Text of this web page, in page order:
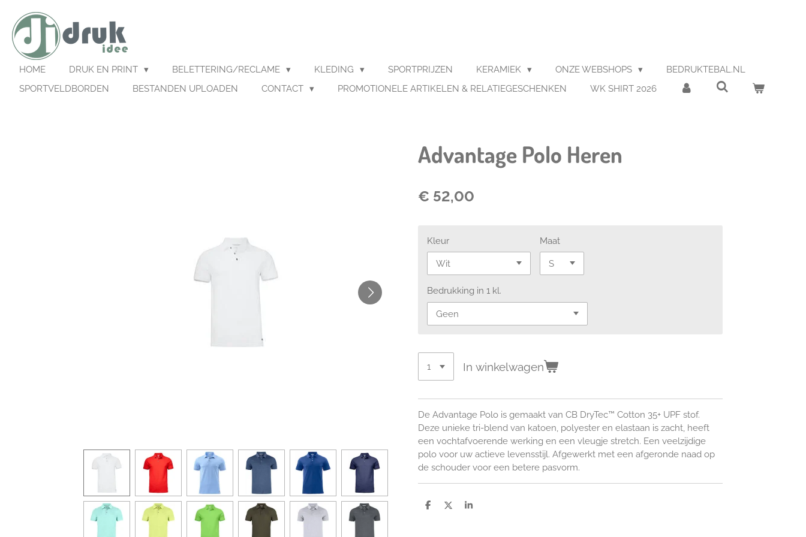
direct
naar
de
hoofdinhoud
HOME DRUK EN PRINT BELETTERING/RECLAME KLEDING SPORTPRIJZEN KERAMIEK ONZE WEBSHOPS
BEDRUKTEBAL.NL
SPORTVELDBORDEN
BESTANDEN UPLOADEN CONTACT PROMOTIONELE ARTIKELEN & RELATIEGESCHENKEN WK SHIRT 2026
Advantage Polo Heren
€ 52,00
Kleur Maat
Bedrukking in 1 kl.
In winkelwagen
De Advantage Polo is gemaakt van CB DryTec™ Cotton 35+ UPF stof.
Deze unieke tri-blend van katoen, polyester en elastaan is zacht, heeft
een vochtafvoerende werking en een vleugje stretch. Een veelzijdige
polo voor uw actieve levensstijl. Afgewerkt met een afgeronde naad op
de schouder voor een betere pasvorm.
D
D
S